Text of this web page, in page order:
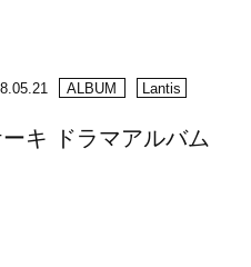
ALBUM Lantis
キ ドラマアルバム